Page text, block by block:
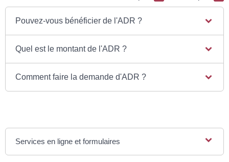
Pouvez-vous bénéficier de l'ADR ?
Quel est le montant de l'ADR ?
Comment faire la demande d'ADR ?
Services en ligne et formulaires